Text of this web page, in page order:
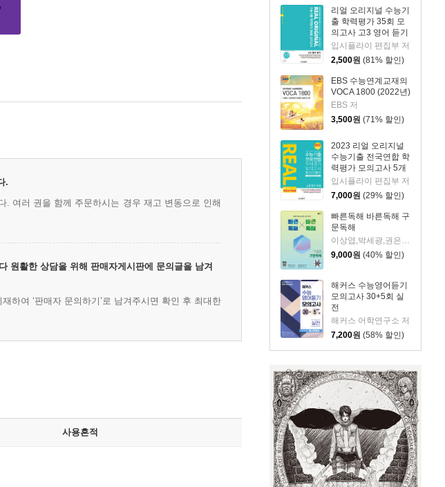
리얼 오리지널 수능기
출 학력평가 35회 모
의고사 고3 영어 듣기
(2021년)
입시플라이 편집부 저
2,500원 (81% 할인)
EBS 수능연계교재의
VOCA 1800 (2022년)
EBS 저
3,500원 (71% 할인)
2023 리얼 오리지널
수능기출 전국연합 학
력평가 모의고사 5개
년 18회 고3 영어 독
해 (2023년)
입시플라이 편집부 저
7,000원 (29% 할인)
빠른독해 바른독해 구
문독해
이상엽,박세광,권은숙,류혜원,NE능률 영어교육연구소,신유승,허인혜,박서경,양은빈 공저
9,000원 (40% 할인)
해커스 수능영어듣기
모의고사 30+5회 실
전
해커스 어학연구소 저
7,200원 (58% 할인)
.
여러 권을 함께 주문하시는 경우 재고 변동으로 인해
원활한 상담을 위해 판매자게시판에 문의글을 남겨
여 ‘판매자 문의하기’로 남겨주시면 확인 후 최대한
사용흔적